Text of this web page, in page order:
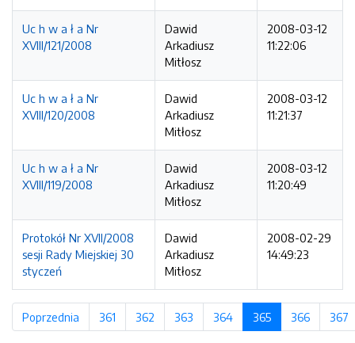
Uc h w a ł a Nr
XVIII/121/2008
Dawid
Arkadiusz
Mitłosz
2008-03-12
11:22:06
Uc h w a ł a Nr
XVIII/120/2008
Dawid
Arkadiusz
Mitłosz
2008-03-12
11:21:37
Uc h w a ł a Nr
XVIII/119/2008
Dawid
Arkadiusz
Mitłosz
2008-03-12
11:20:49
Protokół Nr XVII/2008
sesji Rady Miejskiej 30
styczeń
Dawid
Arkadiusz
Mitłosz
2008-02-29
14:49:23
Poprzednia strona
361 strona
362 strona
363 strona
364 strona
365 (bieżąca strona)
366 strona
367